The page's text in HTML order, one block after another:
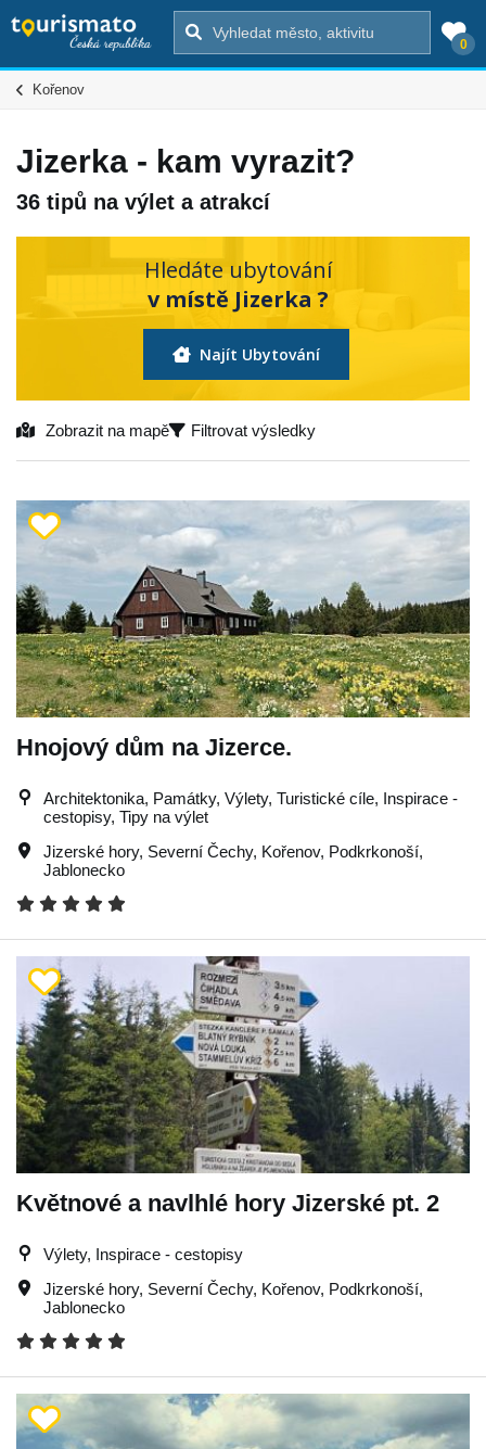
0
Kořenov
Jizerka - kam vyrazit?
36 tipů na výlet a atrakcí
Hledáte ubytování
v místě Jizerka ?
Najít Ubytování
Zobrazit na mapě Filtrovat výsledky
Hnojový dům na Jizerce.
Architektonika, Památky, Výlety, Turistické cíle, Inspirace -
cestopisy, Tipy na výlet
Jizerské hory, Severní Čechy, Kořenov, Podkrkonoší,
Jablonecko
Květnové a navlhlé hory Jizerské pt. 2
Výlety, Inspirace - cestopisy
Jizerské hory, Severní Čechy, Kořenov, Podkrkonoší,
Jablonecko